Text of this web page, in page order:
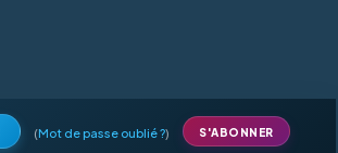
(Mot de passe oublié ?) S'ABONNER